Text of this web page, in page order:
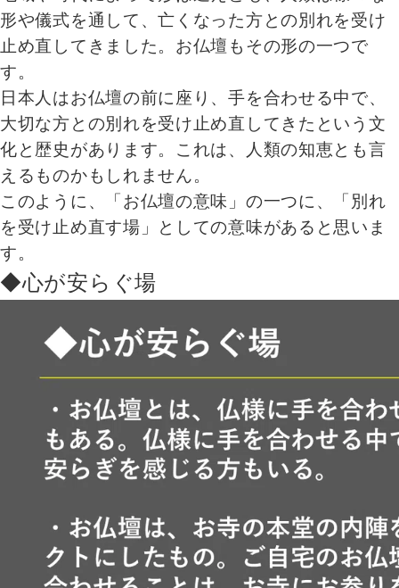
形や儀式を通して、亡くなった方との別れを受け
止め直してきました。お仏壇もその形の一つで
す。
日本人はお仏壇の前に座り、手を合わせる中で、
大切な方との別れを受け止め直してきたという文
化と歴史があります。これは、人類の知恵とも言
えるものかもしれません。
このように、「お仏壇の意味」の一つに、「別れ
を受け止め直す場」としての意味があると思いま
す。
◆心が安らぐ場